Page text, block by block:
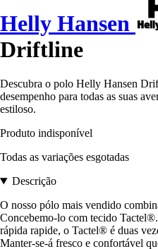
Helly Hansen
Driftline
Descubra o polo Helly Hansen
desempenho para todas as suas
estiloso.
Produto indisponível
Todas as variações esgotadas
Descrição
O nosso pólo mais vendido
Concebemo-lo com tecido
rápida rapide, o Tactel® é duas
Manter-se-á fresco e confortável